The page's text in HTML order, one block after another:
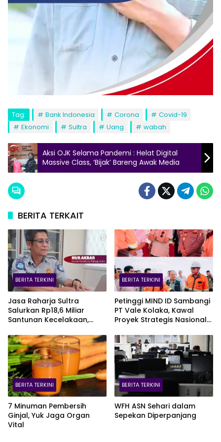
Tag: Bank Indonesia Corona
Covid-19
Ekonomi
Sultra Uang wabah
Aksi OJK Selama Pandemi : Helat Digital
Massive Class, ‘Bijak’ Bareng Awak Media
BERITA TERKAIT
BERITA TERKINI
Jasa Raharja Sultra
Salurkan Rp18,6 Miliar
Santunan Kecelakaan,
Terbanyak
BERITA TERKINI
Petinggi MIND ID Sambangi
PT Vale Kolaka, Kawal
Proyek Strategis Nasional
BERITA TERKINI
7 Minuman Pembersih
Ginjal, Yuk Jaga Organ
Vital
BERITA TERKINI
WFH ASN Sehari dalam
Sepekan Diperpanjang